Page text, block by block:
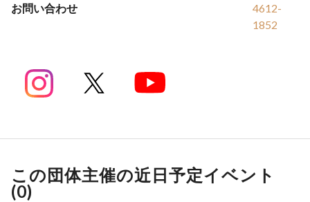
お問い合わせ
4612-
1852
この団体主催の近日予定イベント
(0)